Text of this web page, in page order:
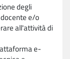
degli
e/o
all'attività di
e-